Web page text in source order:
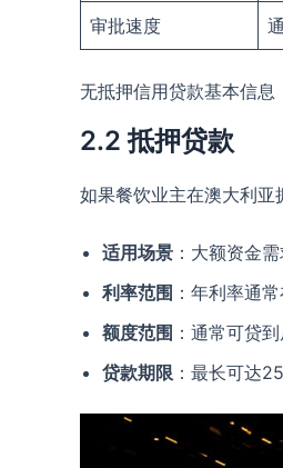
审批速度
无抵押信用贷款基本信息
2.2 抵押贷款
如果餐饮业主在澳大利
适用场景 ：大额资金
利率范围 ：年利率通
额度范围 ：通常可贷
贷款期限 ：最长可达